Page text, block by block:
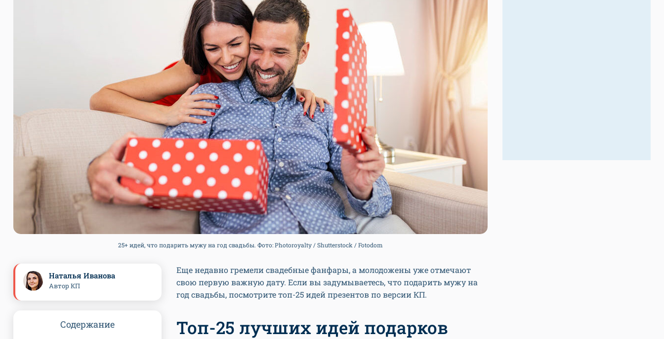
25+ идей, что подарить мужу на год свадьбы. Фото: Photoroyalty / Shutterstock / Fotodom
Еще недавно гремели свадебные фанфары, а молодожены уже отмечают
свою первую важную дату. Если вы задумываетесь, что подарить мужу на
год свадьбы, посмотрите топ-25 идей презентов по версии КП.
Топ-25 лучших идей подарков
Наталья Иванова
Автор КП
Содержание